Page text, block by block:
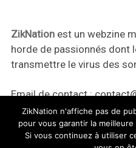
ZikNationest un webzine
horde de passionnés dont
transmettre le virus des
Email de contact :
ZikNation n'affiche pas de
pour vous garantir la
Si vous continuez à utiliser